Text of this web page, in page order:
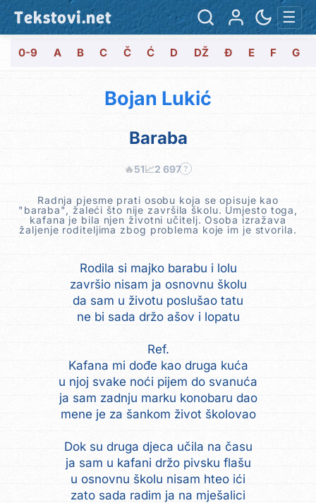
Tekstovi.net ☰
0-9 A B C Č Ć D DŽ Đ E F G
Bojan Lukić
Baraba
🔥51📈2 697 ?
Radnja pjesme prati osobu koja se opisuje kao
"baraba", žaleći što nije završila školu. Umjesto toga,
kafana je bila njen životni učitelj. Osoba izražava
žaljenje roditeljima zbog problema koje im je stvorila.
Rodila si majko barabu i lolu
završio nisam ja osnovnu školu
da sam u životu poslušao tatu
ne bi sada držo ašov i lopatu
Ref.
Kafana mi dođe kao druga kuća
u njoj svake noći pijem do svanuća
ja sam zadnju marku konobaru dao
mene je za šankom život školovao
Dok su druga djeca učila na času
ja sam u kafani držo pivsku flašu
u osnovnu školu nisam hteo ići
zato sada radim ja na mješalici